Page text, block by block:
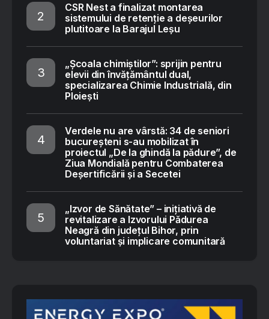
CSR Nest a finalizat montarea
sistemului de retenție a deșeurilor
plutitoare la Barajul Leșu
„Școala chimiștilor”: sprijin pentru
elevii din învățământul dual,
specializarea Chimie Industrială, din
Ploiești
Verdele nu are vârstă: 34 de seniori
bucureșteni s-au mobilizat în
proiectul „De la ghindă la pădure”, de
Ziua Mondială pentru Combaterea
Deșertificării și a Secetei
„Izvor de Sănătate” – inițiativă de
revitalizare a Izvorului Pădurea
Neagră din județul Bihor, prin
voluntariat și implicare comunitară